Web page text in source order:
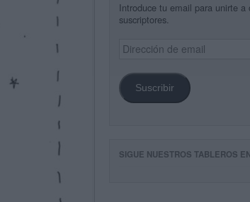
Introduce tu email para unirte a
suscriptores.
Dirección
de
Suscribir
SIGUE NUESTROS TABLEROS